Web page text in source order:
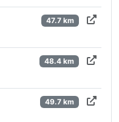
47.7 km
48.4 km
49.7 km